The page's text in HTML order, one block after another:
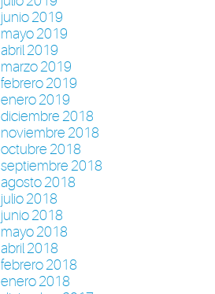
junio 2019
mayo 2019
abril 2019
marzo 2019
febrero 2019
enero 2019
diciembre 2018
noviembre 2018
octubre 2018
septiembre 2018
agosto 2018
julio 2018
junio 2018
mayo 2018
abril 2018
febrero 2018
enero 2018